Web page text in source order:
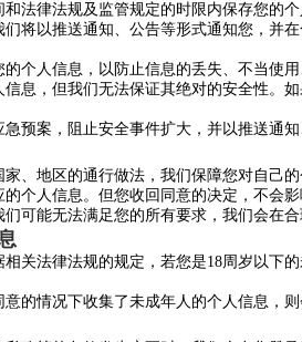
法律法规及监管规定的时限内保存您的个
将以推送通知、公告等形式通知您，并
个人信息，以防止信息的丢失、不当使
息，但我们无法保证其绝对的安全性。
预案，阻止安全事件扩大，并以推送通知
、地区的通行做法，我们保障您对自己
个人信息。但您收回同意的决定，不会
可能无法满足您的所有要求，我们会在合
关法律法规的规定，若您是18周岁以下
的情况下收集了未成年人的个人信息，则